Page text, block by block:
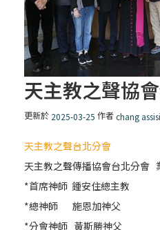
更新於 2025-03-25 作者chang assisi
天主教之聲台北分會
天主教之聲傳播協會台北分會
*首席神師 鍾安住總主教
*總神師 施恩加神父
*分會神師 黃斯勝神父